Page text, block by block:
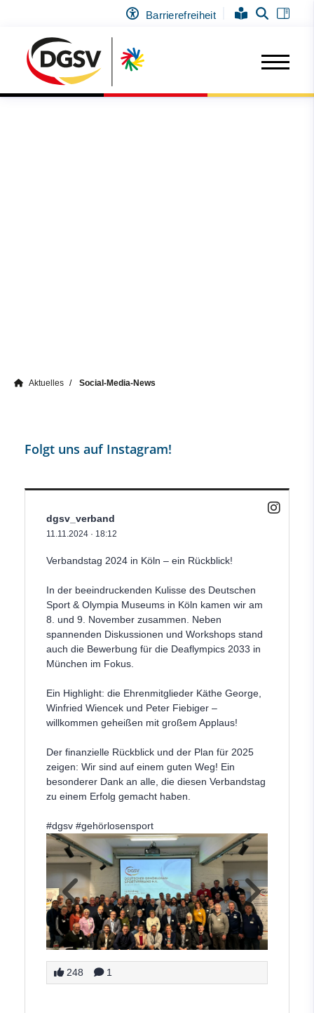
Barrierefreiheit
Aktuelles Social-Media-News
Folgt uns auf Instagram!
dgsv_verband
11.11.2024 · 18:12
Verbandstag 2024 in Köln – ein Rückblick!
In der beeindruckenden Kulisse des Deutschen
Sport & Olympia Museums in Köln kamen wir am
8. und 9. November zusammen. Neben
spannenden Diskussionen und Workshops stand
auch die Bewerbung für die Deaflympics 2033 in
München im Fokus.
Ein Highlight: die Ehrenmitglieder Käthe George,
Winfried Wiencek und Peter Fiebiger –
willkommen geheißen mit großem Applaus!
Der finanzielle Rückblick und der Plan für 2025
zeigen: Wir sind auf einem guten Weg! Ein
besonderer Dank an alle, die diesen Verbandstag
zu einem Erfolg gemacht haben.
#dgsv #gehörlosensport
248 1